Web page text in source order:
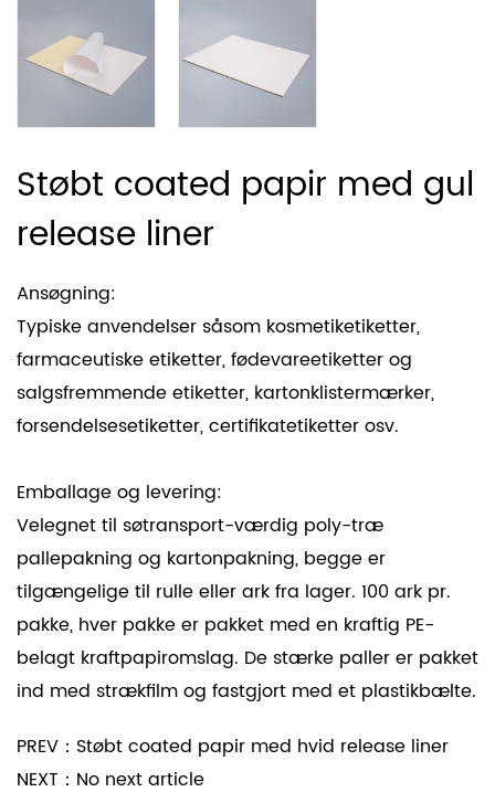
Støbt coated papir med gul
release liner
Ansøgning:
Typiske anvendelser såsom kosmetiketiketter,
farmaceutiske etiketter, fødevareetiketter og
salgsfremmende etiketter, kartonklistermærker,
forsendelsesetiketter, certifikatetiketter osv.
Emballage og levering:
Velegnet til søtransport-værdig poly-træ
pallepakning og kartonpakning, begge er
tilgængelige til rulle eller ark fra lager. 100 ark pr.
pakke, hver pakke er pakket med en kraftig PE-
belagt kraftpapiromslag. De stærke paller er pakket
ind med strækfilm og fastgjort med et plastikbælte.
PREV：Støbt coated papir med hvid release liner
NEXT：No next article